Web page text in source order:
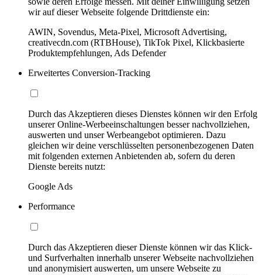
wir auf dieser Webseite folgende Drittdienste ein:
AWIN, Sovendus, Meta-Pixel, Microsoft Advertising,
creativecdn.com (RTBHouse), TikTok Pixel, Klickbasierte
Produktempfehlungen, Ads Defender
Erweitertes Conversion-Tracking
Durch das Akzeptieren dieses Dienstes können wir den Erfolg
unserer Online-Werbeeinschaltungen besser nachvollziehen,
auswerten und unser Werbeangebot optimieren. Dazu
gleichen wir deine verschlüsselten personenbezogenen Daten
mit folgenden externen Anbietenden ab, sofern du deren
Dienste bereits nutzt:
Google Ads
Performance
Durch das Akzeptieren dieser Dienste können wir das Klick-
und Surfverhalten innerhalb unserer Webseite nachvollziehen
und anonymisiert auswerten, um unsere Webseite zu